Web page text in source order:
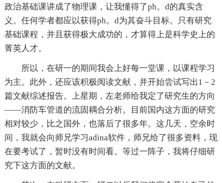
政治基础课讲成了物理课，让我懂得了ph。d的真实含
义。任何学者都应以获得ph。d为其奋斗目标。只有研究
基础课程，并且获得极大成功的，才算得上是科学史上的
菁英人才。
所以，在研一的期间我会上好每一堂课，以课程学习
为主。此外，还应该积极阅读文献，并开始尝试写出1－2
篇文献综述报告。上星期，左老师给我定了研究生的方向
——消防车管道的流固耦合分析。目前国内这方面的研究
相对较少，比之国外，也落后了很多年。这几天，空余时
间，我就会向师兄学习adina软件，师兄给了很多资料，现
在要考试了，暂时没有时间看。等过一阵子，我将仔细研
究下这方面的文献。